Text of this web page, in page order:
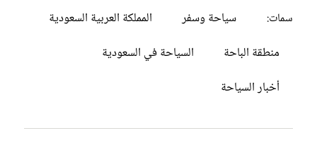
سمات:
سياحة وسفر
المملكة العربية السعودية
منطقة الباحة
السياحة في السعودية
أخبار السياحة